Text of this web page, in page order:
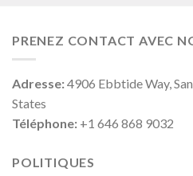
PRENEZ CONTACT AVEC
Adresse:4906 Ebbtide Way,
States
Téléphone: +1 646 868 9032
POLITIQUES